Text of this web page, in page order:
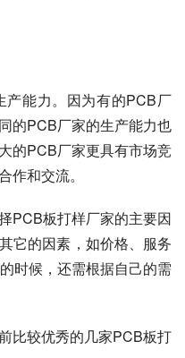
能力。因为有的PCB厂
的PCB厂家的生产能力也
的PCB厂家更具有市场竞
作和交流。
PCB板打样厂家的主要因
它的因素，如价格、服务
时候，还需根据自己的需
比较优秀的几家PCB板打